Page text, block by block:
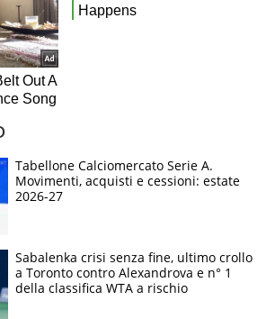
Tabellone Calciomercato Serie A.
Movimenti, acquisti e cessioni: estate
2026-27
Sabalenka crisi senza fine, ultimo crollo
a Toronto contro Alexandrova e n° 1
della classifica WTA a rischio